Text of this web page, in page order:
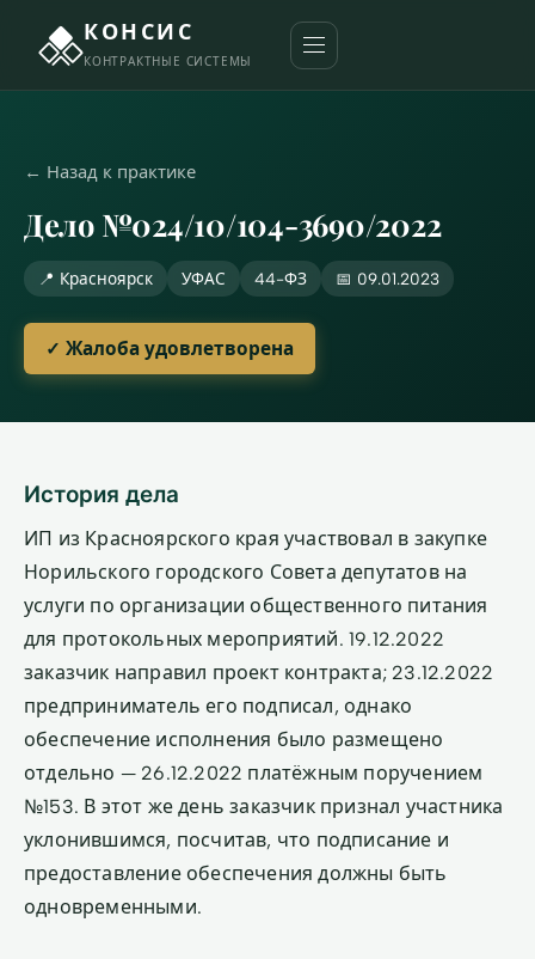
КОНСИС
КОНТРАКТНЫЕ СИСТЕМЫ
← Назад к практике
Дело №024/10/104-3690/2022
📍 Красноярск УФАС 44-ФЗ 📅 09.01.2023
✓ Жалоба удовлетворена
История дела
ИП из Красноярского края участвовал в закупке
Норильского городского Совета депутатов на
услуги по организации общественного питания
для протокольных мероприятий. 19.12.2022
заказчик направил проект контракта; 23.12.2022
предприниматель его подписал, однако
обеспечение исполнения было размещено
отдельно — 26.12.2022 платёжным поручением
№153. В этот же день заказчик признал участника
уклонившимся, посчитав, что подписание и
предоставление обеспечения должны быть
одновременными.